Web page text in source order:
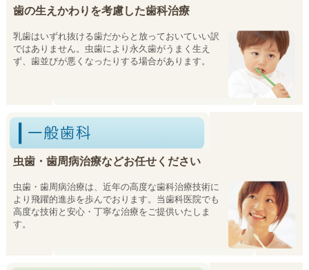
歯の生えかわりを考慮した歯科治療
乳歯はいずれ抜ける歯だからと放っておいていい訳
ではありません。虫歯により永久歯がうまく生え
ず、歯並びが悪くなったりする場合があります。
虫歯・歯周病治療などお任せください
虫歯・歯周病治療は、近年の高度な歯科治療技術に
より飛躍的進歩を歩んでおります。当歯科医院でも
高度な技術と安心・丁寧な治療をご提供いたしま
す。